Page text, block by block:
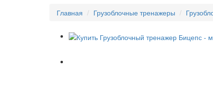
Главная
Грузоблочные тренажеры